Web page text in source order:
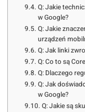
Q: Jakie
w Google?
Q: Jakie
urządzeń
Q: Jak linki
Q: Co to są
Q: Dlaczego
Q: Jak
w Google?
Q: Jakie są